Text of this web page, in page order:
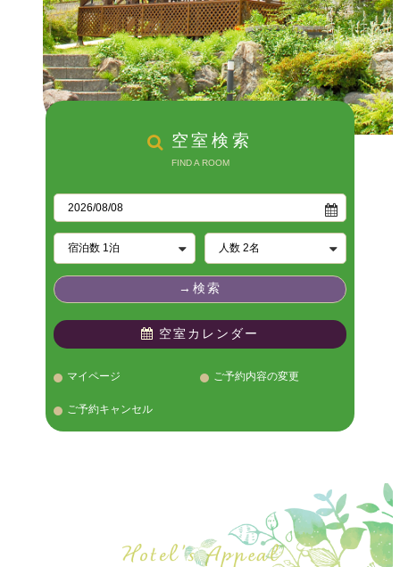
空室検索
FIND A ROOM
空室カレンダー
マイページ ご予約内容の変更
ご予約キャンセル